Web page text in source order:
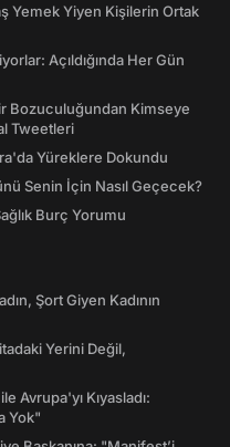
Yemek Yiyen Kişilerin Ortak
Açıldığında Her Gün
Bozuculuğundan Kimseye
Tweetleri
Yüreklere Dokundu
Senin İçin Nasıl Geçecek?
Burç Yorumu
Şort Giyen Kadının
Yerini Değil,
Avrupa'yı Kıyasladı:
Yok"